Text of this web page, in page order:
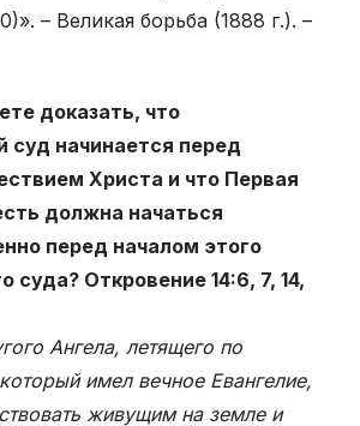
– Великая борьба (1888 г.). –
доказать, что
суд начинается перед
Христа и что Первая
должна начаться
перед началом этого
суда? Откровение 14:6, 7, 14,
Ангела, летящего по
имел вечное Евангелие,
живущим на земле и